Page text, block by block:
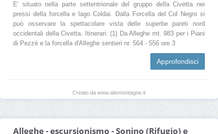
E' situato nella parte settentrionale del gruppo della Civetta nei
pressi della forcella e lago Coldai. Dalla Forcella del Col Negro si
può osservare la spettacolare vista delle superbe pareti nord
occidentali della Civetta. Itinerari: (1) Da Alleghe mt. 983 per i Piani
di Pezzè e la forcella d'Alleghe sentieri nr. 564 - 556 ore 3
Approfondisci
Creato da www.altemontagne.it
Alleghe - escursionismo - Sonino (Rifugio) e